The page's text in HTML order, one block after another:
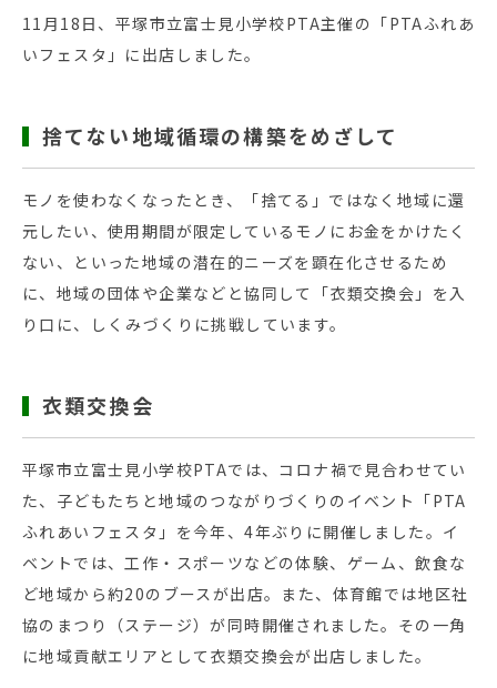
11月18日、平塚市立富士見小学校PTA主催の「PTAふれあ
いフェスタ」に出店しました。
捨てない地域循環の構築をめざして
モノを使わなくなったとき、「捨てる」ではなく地域に還
元したい、使用期間が限定しているモノにお金をかけたく
ない、といった地域の潜在的ニーズを顕在化させるため
に、地域の団体や企業などと協同して「衣類交換会」を入
り口に、しくみづくりに挑戦しています。
衣類交換会
平塚市立富士見小学校PTAでは、コロナ禍で見合わせてい
た、子どもたちと地域のつながりづくりのイベント「PTA
ふれあいフェスタ」を今年、4年ぶりに開催しました。イ
ベントでは、工作・スポーツなどの体験、ゲーム、飲食な
ど地域から約20のブースが出店。また、体育館では地区社
協のまつり（ステージ）が同時開催されました。その一角
に地域貢献エリアとして衣類交換会が出店しました。